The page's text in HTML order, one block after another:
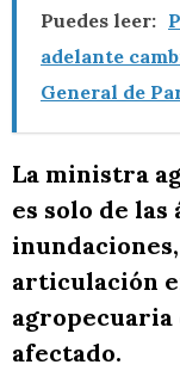
Puedes leer:
adelante
General de
La ministra
es solo de las
articulación
agropecuaria
afectado.